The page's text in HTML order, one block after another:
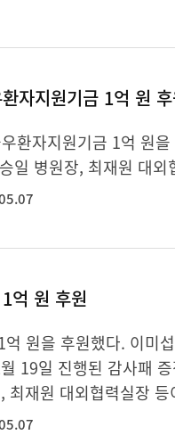
자지원기금 1억 원
환자지원기금 1억 원
일 병원장, 최재원 대
억 원 후원
원을 후원했다. 이미
19일 진행된 감사패
재원 대외협력실장